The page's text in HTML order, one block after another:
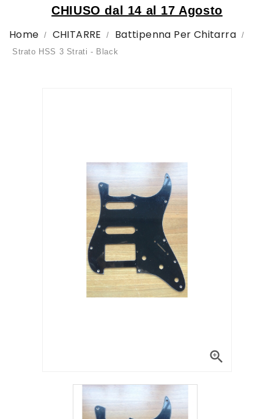
CHIUSO dal 14 al 17 Agosto
Home CHITARRE Battipenna Per Chitarra
Strato HSS 3 Strati - Black
